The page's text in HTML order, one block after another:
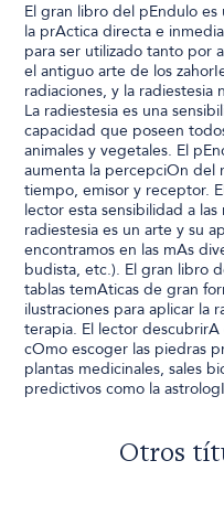
El gran libro del pEndulo
la prActica directa e
para ser utilizado tanto por
el antiguo arte de los
radiaciones, y la radiestesia
La radiestesia es una
capacidad que poseen
animales y vegetales. El
aumenta la percepciOn del
tiempo, emisor y receptor.
lector esta sensibilidad a
radiestesia es un arte y su
encontramos en las mAs
budista, etc.). El gran libro
tablas temAticas de gran
ilustraciones para aplicar la
terapia. El lector
cOmo escoger las piedras
plantas medicinales, sales
predictivos como la
Otros